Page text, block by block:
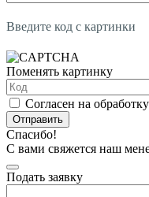
Введите код с картинки
Поменять картинку
Согласен на обработку
Отправить
Спасибо!
С вами свяжется наш
Подать заявку